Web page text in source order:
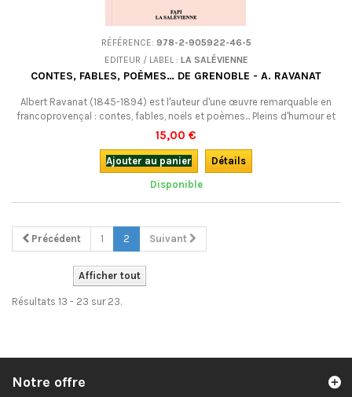
RÉFÉRENCE: 978-2-905922-46-5
EDITEUR / LABEL : LA SALÉVIENNE
CONTES, FABLES, POÈMES… DE GRENOBLE - A. RAVANAT
Albert Ravanat (1845-1894) est l'auteur d'une œuvre remarquable en
francoprovençal : contes, fables, noëls et poèmes... Pleins d'humour et
d'un style vif, ces textes hauts en couleur sont des tableaux de la
société et de la vie à la fin du 19e siècle. Un auteur-conteur de talent,
féru de littérature mais aussi grand connaisseur de la tradition orale...
15,00 €
Ajouter au panier
Détails
Disponible
Précédent 1 2 Suivant
Afficher tout
Résultats 13 - 23 sur 23.
Notre offre